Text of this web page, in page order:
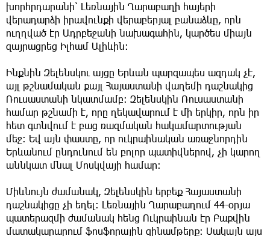
խորհրդարանի՝ Լեռնային Ղարաբաղի հայերի
վերադարձի իրավունքի վերաբերյալ բանաձևը, որն
ուղղված էր Ադրբեջանի նախագահին, կարծես միայն
զայրացրեց Իլհամ Ալիևին։
Ինքնին Զելենսկու այցը Երևան պարզապես ազդակ չէ,
այլ թշնամական քայլ Հայաստանի վաղեմի դաշնակից
Ռուսաստանի նկատմամբ։ Զելենսկին Ռուսաստանի
համար թշնամի է, որը ղեկավարում է մի երկիր, որն իր
հետ գտնվում է բաց ռազմական հակամարտության
մեջ։ Եվ այն փաստը, որ ուկրաինական առաջնորդին
Երևանում ընդունում են բոլոր պատիվներով, չի կարող
աննկատ մնալ Մոսկվայի համար։
Միևնույն ժամանակ, Զելենսկին երբեք Հայաստանի
դաշնակիցը չի եղել։ Լեռնային Ղարաբաղում 44-օրյա
պատերազմի ժամանակ հենց Ուկրաինան էր Բաքվին
մատակարարում ֆոսֆորային զինամթերք։ Սակայն այս